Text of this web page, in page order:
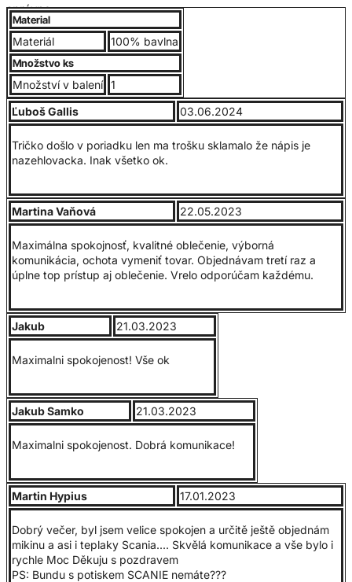
správne.
Kvalitné UNISEX pánske tričko, 100% bavlna, jemne česaná,
rukávy, lem okolo krku obsahuje elastan. Gramáž 190g/m2.
Bavlnený materiál zabezpečuje príjemné nosenie. Trup
trička je po stranách bez švov, vďaka čomu je zabezpečená
jeho tvarová stálosť. Výborný pomer kvality a ceny.
Veľkostná tabuľka:
Material
Materiál 100% bavlna
Množstvo ks
Množství v balení 1
Ľuboš Gallis
03.06.2024
Tričko došlo v poriadku len ma trošku sklamalo že nápis je
nazehlovacka. Inak všetko ok.
Martina Vaňová 22.05.2023
Maximálna spokojnosť, kvalitné oblečenie, výborná
komunikácia, ochota vymeniť tovar. Objednávam tretí raz a
úplne top prístup aj oblečenie. Vrelo odporúčam každému.
Jakub 21.03.2023
Maximalni spokojenost! Vše ok
Jakub Samko 21.03.2023
Maximalni spokojenost. Dobrá komunikace!
Martin Hypius 17.01.2023
Dobrý večer, byl jsem velice spokojen a určitě ještě objednám
mikinu a asi i teplaky Scania.... Skvělá komunikace a vše bylo i
rychle Moc Děkuju s pozdravem
PS: Bundu s potiskem SCANIE nemáte???